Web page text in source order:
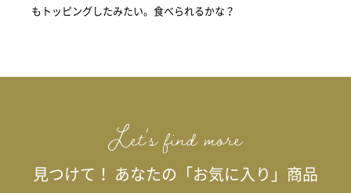
もトッピングしたみたい。食べられるかな？
見つけて！ あなたの「お気に入り」商品